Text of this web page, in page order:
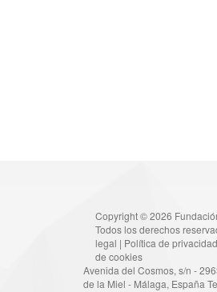
Copyright © 2026
Todos los derechos
legal | Política de privacidad
de cookies
Avenida del Cosmos, s/n -
de la Miel - Málaga, España